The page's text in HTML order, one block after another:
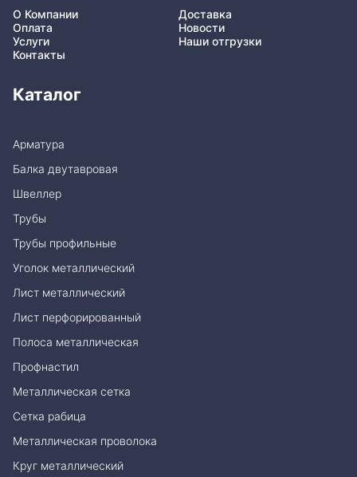
О Компании
Доставка
Оплата
Новости
Услуги
Наши отгрузки
Контакты
Каталог
Арматура
Балка двутавровая
Швеллер
Трубы
Трубы профильные
Уголок металлический
Лист металлический
Лист перфорированный
Полоса металлическая
Профнастил
Металлическая сетка
Сетка рабица
Металлическая проволока
Круг металлический